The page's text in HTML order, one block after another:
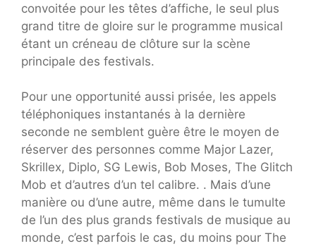
convoitée pour les têtes d’affiche, le seul plus
grand titre de gloire sur le programme musical
étant un créneau de clôture sur la scène
principale des festivals.
Pour une opportunité aussi prisée, les appels
téléphoniques instantanés à la dernière
seconde ne semblent guère être le moyen de
réserver des personnes comme Major Lazer,
Skrillex, Diplo, SG Lewis, Bob Moses, The Glitch
Mob et d’autres d’un tel calibre. . Mais d’une
manière ou d’une autre, même dans le tumulte
de l’un des plus grands festivals de musique au
monde, c’est parfois le cas, du moins pour The